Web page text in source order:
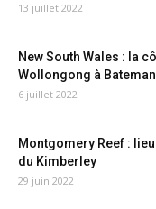
13 juillet 2022
New South Wales : la
Wollongong à
6 juillet 2022
Montgomery Reef :
du Kimberley
29 juin 2022